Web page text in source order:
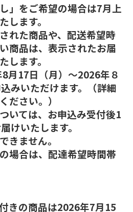
」をご希望の場合は7月上
します。
れた商品や、配送希望時
商品は、表示されたお届
します。
月17日（月）～2026年８
みいただけます。（詳細
ださい。）
いては、お申込み受付後1
けいたします。
きません。
場合は、配達希望時間帯
きの商品は2026年7月15